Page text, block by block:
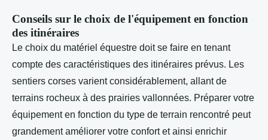
Conseils sur le choix de l'équipement en fonction
des itinéraires
Le choix du matériel équestre doit se faire en tenant
compte des caractéristiques des itinéraires prévus. Les
sentiers corses varient considérablement, allant de
terrains rocheux à des prairies vallonnées. Préparer votre
équipement en fonction du type de terrain rencontré peut
grandement améliorer votre confort et ainsi enrichir